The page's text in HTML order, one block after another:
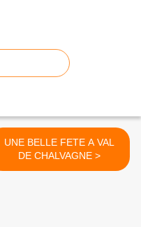
UNE BELLE FETE A VAL
DE CHALVAGNE >